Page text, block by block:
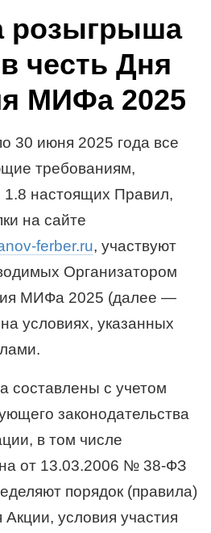
розыгрыша
честь Дня
МИФа 2025
30 июня 2025 года все
требованиям,
1.8 настоящих Правил,
на сайте
ferber.ru, участвуют
Организатором
МИФа 2025 (далее —
условиях, указанных
составлены с учетом
законодательства
в том числе
от 13.03.2006 № 38-ФЗ
порядок (правила)
условия участия